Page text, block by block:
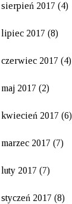
sierpień 2017 (4)
lipiec 2017 (8)
czerwiec 2017 (4)
maj 2017 (2)
kwiecień 2017 (6)
marzec 2017 (7)
luty 2017 (7)
styczeń 2017 (8)